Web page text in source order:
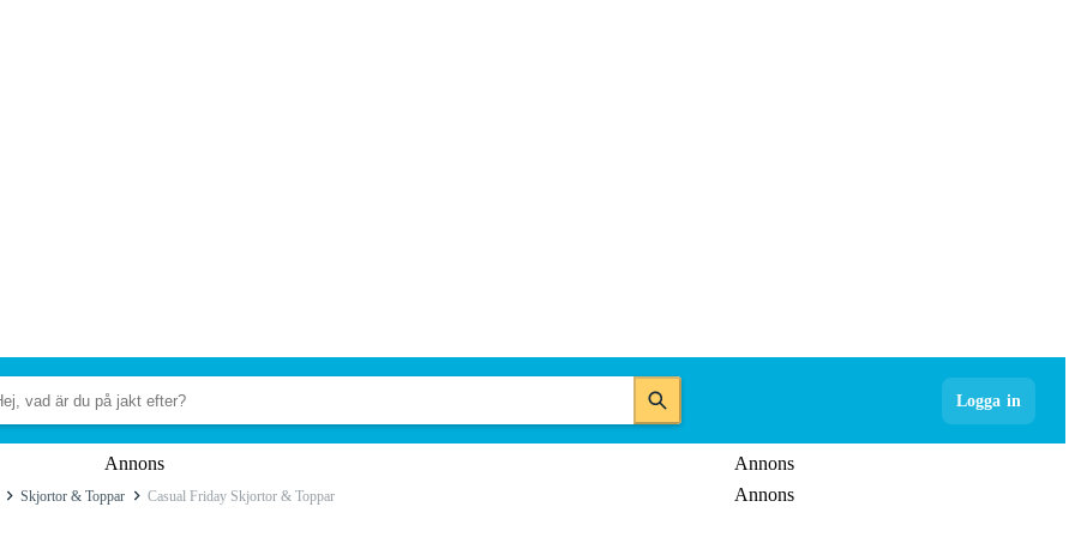
Logga in
Annons
Annons
Annons
Skjortor & Toppar Casual Friday Skjortor & Toppar